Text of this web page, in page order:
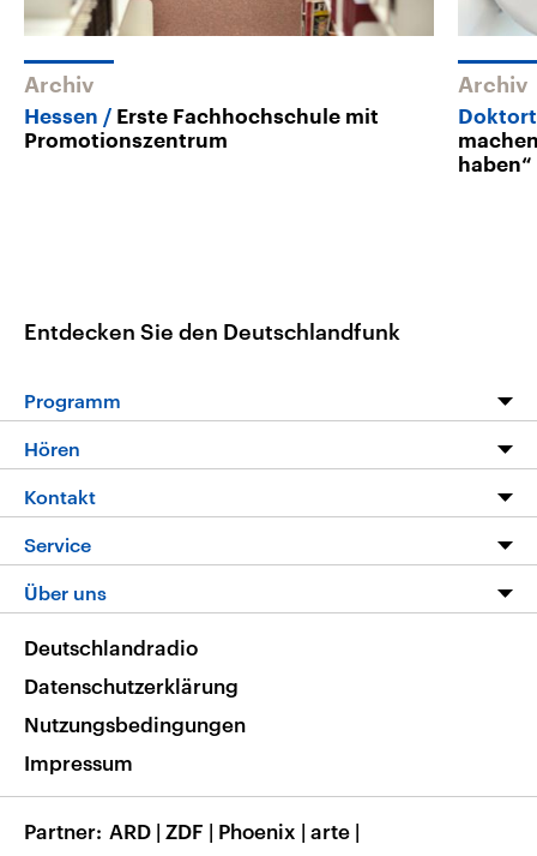
Archiv
Hessen
Erste Fachhochschule mit
Promotionszentrum
Archiv
haben“
Entdecken Sie den Deutschlandfunk
Programm
Programm
Die Nachrichten
Nachrichtenleicht
Neue Beiträge auf dlf.de
Hören
Livestream
Podcasts
Deutschlandfunk App
Nachrichten App
Frequenzen
Kontakt
Hörerservice
Service
FAQ
Veranstaltungen
Musikliste
RSS
Über uns
Barrierefreiheit
Deutschlandradio
Datenschutzerklärung
Nutzungsbedingungen
Impressum
Partner ARD | ZDF | Phoenix | arte |